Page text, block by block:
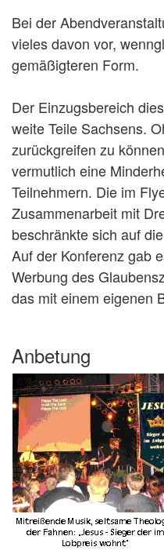
Bei der
vieles davon vor,
gemäßigteren Form.
Der Einzugsbereich
weite Teile Sachsens.
zurückgreifen zu
vermutlich eine
Teilnehmern. Die im
Zusammenarbeit mit
beschränkte sich auf
Auf der Konferenz gab
Werbung des
das mit einem eigenen
Anbetung